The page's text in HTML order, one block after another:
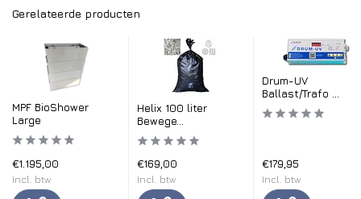
Gerelateerde producten
MPF BioShower
Large
€1.195,00
Incl. btw
Helix 100 liter
Bewege...
€169,00
Incl. btw
Drum-UV
Ballast/Trafo ...
€179,95
Incl. btw